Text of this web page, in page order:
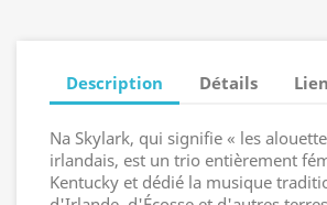
Description Détails
Na Skylark, qui signifie « les
irlandais, est un trio entièrement
Kentucky et dédié la musique